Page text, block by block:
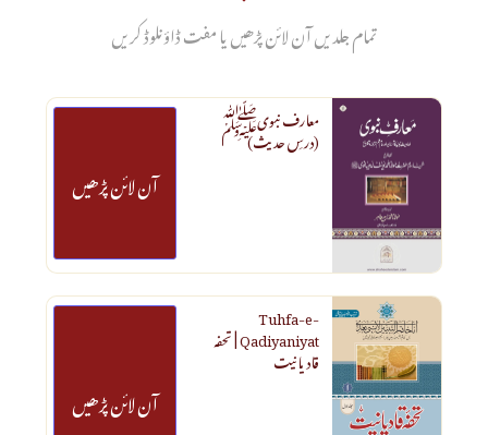
تمام جلدیں آن لائن پڑھیں یا مفت ڈاؤنلوڈ کریں
معارف نبویﷺ
(درسِ حدیث)
آن لائن پڑھیں
Tuhfa-e-
Qadiyaniyat | تحفہ
قادیانیت
آن لائن پڑھیں